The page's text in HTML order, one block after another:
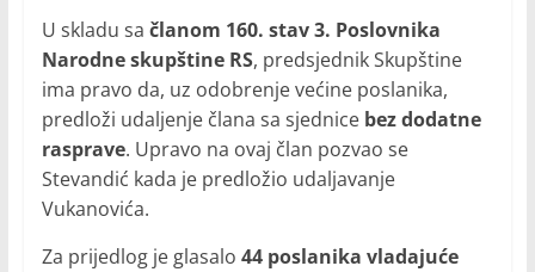
U skladu sa članom 160. stav 3. Poslovnika
Narodne skupštine RS, predsjednik Skupštine
ima pravo da, uz odobrenje većine poslanika,
predloži udaljenje člana sa sjednice bez dodatne
rasprave. Upravo na ovaj član pozvao se
Stevandić kada je predložio udaljavanje
Vukanovića.
Za prijedlog je glasalo 44 poslanika vladajuće